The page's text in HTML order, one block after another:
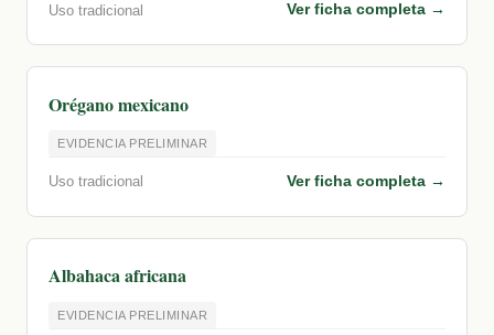
Uso tradicional Ver ficha completa →
Orégano mexicano
EVIDENCIA PRELIMINAR
Uso tradicional Ver ficha completa →
Albahaca africana
EVIDENCIA PRELIMINAR